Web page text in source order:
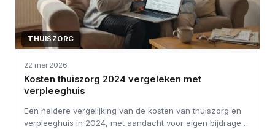
THUISZORG
22 mei 2026
Kosten thuiszorg 2024 vergeleken met
verpleeghuis
Een heldere vergelijking van de kosten van thuiszorg en
verpleeghuis in 2024, met aandacht voor eigen bijdragen